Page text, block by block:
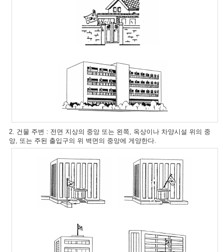
2. 건물 주변 : 전면 지상의 중앙 또는 왼쪽, 옥상이나 차양시설 위의 중
앙, 또는 주된 출입구의 위 벽면의 중앙에 게양한다.